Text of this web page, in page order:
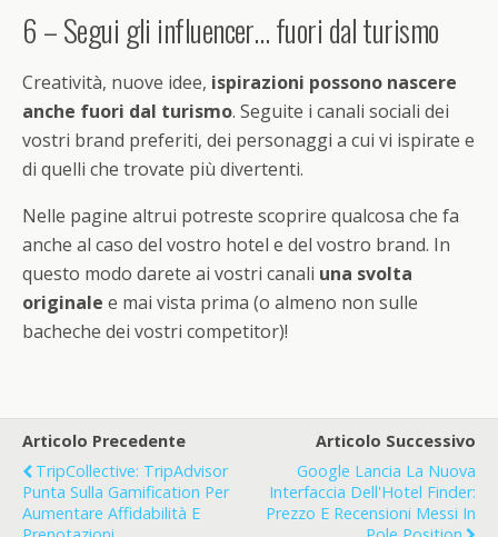
6 – Segui gli influencer… fuori dal turismo
Creatività, nuove idee, ispirazioni possono nascere
anche fuori dal turismo. Seguite i canali sociali dei
vostri brand preferiti, dei personaggi a cui vi ispirate e
di quelli che trovate più divertenti.
Nelle pagine altrui potreste scoprire qualcosa che fa
anche al caso del vostro hotel e del vostro brand. In
questo modo darete ai vostri canali una svolta
originale e mai vista prima (o almeno non sulle
bacheche dei vostri competitor)!
Articolo Precedente
TripCollective: TripAdvisor
Punta Sulla Gamification Per
Aumentare Affidabilità E
Articolo Successivo
Google Lancia La Nuova
Interfaccia Dell'Hotel Finder:
Prezzo E Recensioni Messi In